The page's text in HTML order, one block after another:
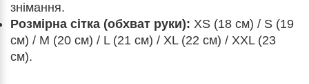
знімання.
Розмірна сітка (обхват руки): XS (18 см) / S (19
см) / M (20 см) / L (21 см) / XL (22 см) / XXL (23
см).